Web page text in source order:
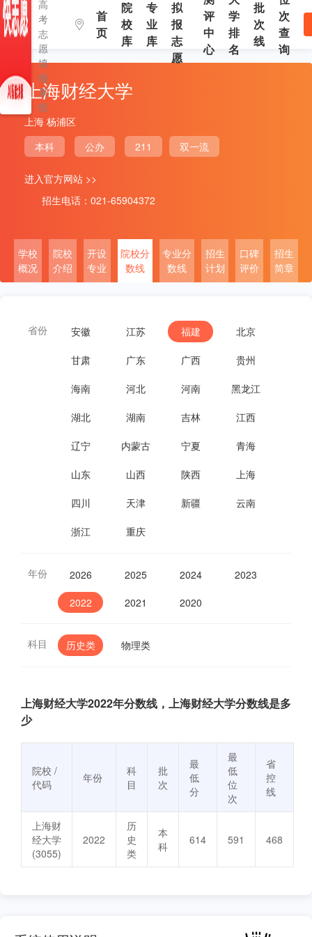
高
考
志
愿
填
报
系
统
首
页
院
校
库
专
业
库
拟
报
志
愿
评
中
心
学
排
名
批
次
线
次
查
询
上海财经大学
上海 杨浦区
本科
公办 211 双一流
进入官方网站 >>
招生电话：021-65904372
学校
概况
院校
介绍
开设
专业
院校分
数线
专业分
数线
招生
计划
口碑
评价
招生
简章
省份 安徽 江苏 福建 北京
甘肃 广东 广西 贵州
海南 河北 河南 黑龙江
湖北 湖南 吉林 江西
辽宁 内蒙古 宁夏 青海
山东 山西 陕西 上海
四川 天津 新疆 云南
浙江 重庆
年份 2026 2025 2024
2023
2022
2021 2020
科目 历史类 物理类
上海财经大学2022年分数线，上海财经大学分数线是多
少
院校 /
代码
年份
科
目
批
次
最
低
分
最
低
位
次
省
控
线
上海财
经大学
(3055)
2022
历
史
类
本
科
614 591 468